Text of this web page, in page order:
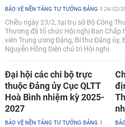
BẢO VỆ NỀN TẢNG TƯ TƯỞNG ĐẢNG 24/02/
Chiều ngày 23/2, tại trụ sở Bộ Công
Thương đã tổ chức Hội nghị Ban Chấp
viên Trung ương Đảng, Bí thư Đảng ủy,
Nguyễn Hồng Diên chủ trì Hội nghị.
Đại hội các chi bộ trực
thuộc Đảng ủy Cục QLTT
Hoà Bình nhiệm kỳ 2025-
2027
BẢO VỆ NỀN TẢNG TƯ TƯỞNG ĐẢNG